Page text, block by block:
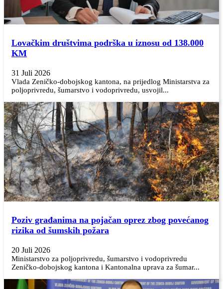
Lovačkim društvima podrška u iznosu od 138.000
KM
31 Juli 2026
Vlada Zeničko-dobojskog kantona, na prijedlog Ministarstva za
poljoprivredu, šumarstvo i vodoprivredu, usvojil...
Poziv građanima na pojačan oprez zbog povećanog
rizika od šumskih požara
20 Juli 2026
Ministarstvo za poljoprivredu, šumarstvo i vodoprivredu
Zeničko-dobojskog kantona i Kantonalna uprava za šumar...